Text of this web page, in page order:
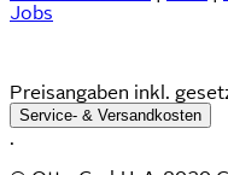
Jobs
Preisangaben inkl.
Service- & Versandkosten
.